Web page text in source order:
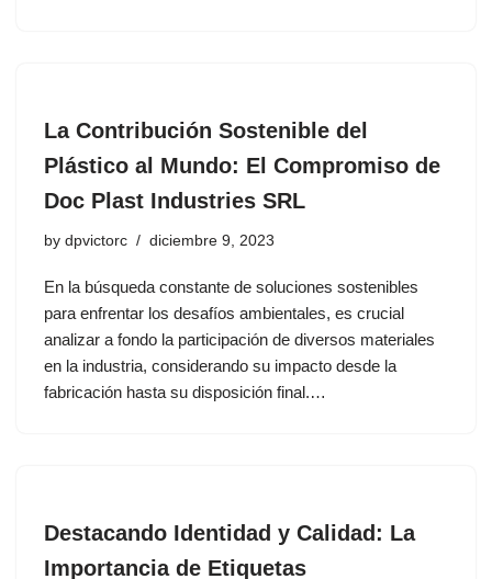
La Contribución Sostenible del
Plástico al Mundo: El Compromiso de
Doc Plast Industries SRL
by dpvictorc diciembre 9, 2023
En la búsqueda constante de soluciones sostenibles
para enfrentar los desafíos ambientales, es crucial
analizar a fondo la participación de diversos materiales
en la industria, considerando su impacto desde la
fabricación hasta su disposición final.…
Destacando Identidad y Calidad: La
Importancia de Etiquetas